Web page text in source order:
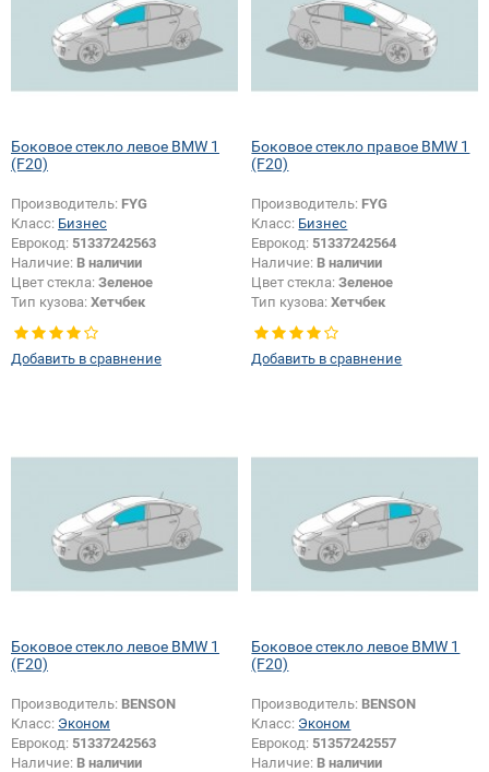
Боковое стекло левое BMW 1
(F20)
Производитель: FYG
Класс: Бизнес
Еврокод: 51337242563
Наличие: В наличии
Цвет стекла: Зеленое
Тип кузова: Хетчбек
Тип стекла: Боковое стекло левое
Добавить в сравнение
Боковое стекло правое BMW 1
(F20)
Производитель: FYG
Класс: Бизнес
Еврокод: 51337242564
Наличие: В наличии
Цвет стекла:Зеленое
Тип кузова:Хетчбек
Тип стекла:Боковое стекло
правое
Добавить в сравнение
Боковое стекло левое BMW 1
(F20)
Производитель: BENSON
Класс: Эконом
Еврокод: 51337242563
Наличие: В наличии
Боковое стекло левое BMW 1
(F20)
Производитель: BENSON
Класс: Эконом
Еврокод: 51357242557
Наличие: В наличии